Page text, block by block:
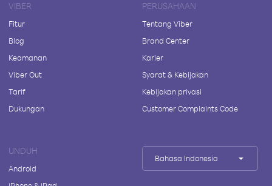
VIBER
Fitur
Blog
Keamanan
Viber Out
Tarif
Dukungan
PERUSAHAAN
Tentang Viber
Brand Center
Karier
Syarat & Kebijakan
Kebijakan privasi
Customer Complaints Code
UNDUH
Android
Bahasa Indonesia